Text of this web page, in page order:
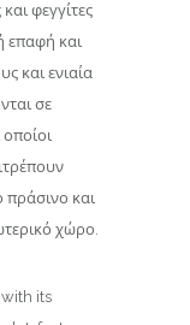
φεγγίτες
επαφή και
και ενιαία
σε
και
χώρο.
its